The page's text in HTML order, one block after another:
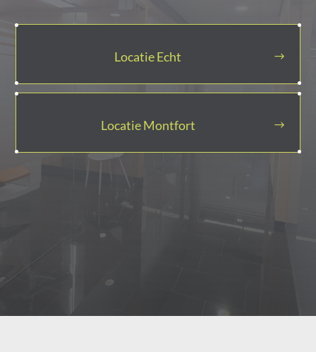
Locatie Echt
Locatie Montfort